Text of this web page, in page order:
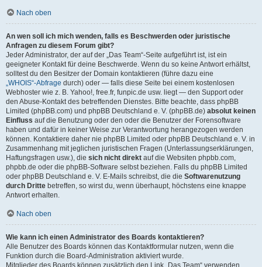
Nach oben
An wen soll ich mich wenden, falls es Beschwerden oder juristische
Anfragen zu diesem Forum gibt?
Jeder Administrator, der auf der „Das Team“-Seite aufgeführt ist, ist ein
geeigneter Kontakt für deine Beschwerde. Wenn du so keine Antwort erhältst,
solltest du den Besitzer der Domain kontaktieren (führe dazu eine
„WHOIS“-Abfrage durch) oder — falls diese Seite bei einem kostenlosen
Webhoster wie z. B. Yahoo!, free.fr, funpic.de usw. liegt — den Support oder
den Abuse-Kontakt des betreffenden Dienstes. Bitte beachte, dass phpBB
Limited (phpBB.com) und phpBB Deutschland e. V. (phpBB.de) absolut keinen
Einfluss auf die Benutzung oder den oder die Benutzer der Forensoftware
haben und dafür in keiner Weise zur Verantwortung herangezogen werden
können. Kontaktiere daher nie phpBB Limited oder phpBB Deutschland e. V. in
Zusammenhang mit jeglichen juristischen Fragen (Unterlassungserklärungen,
Haftungsfragen usw.), die sich nicht direkt auf die Websiten phpbb.com,
phpbb.de oder die phpBB-Software selbst beziehen. Falls du phpBB Limited
oder phpBB Deutschland e. V. E-Mails schreibst, die die Softwarenutzung
durch Dritte betreffen, so wirst du, wenn überhaupt, höchstens eine knappe
Antwort erhalten.
Nach oben
Wie kann ich einen Administrator des Boards kontaktieren?
Alle Benutzer des Boards können das Kontaktformular nutzen, wenn die
Funktion durch die Board-Administration aktiviert wurde.
Mitglieder des Boards können zusätzlich den Link „Das Team“ verwenden.